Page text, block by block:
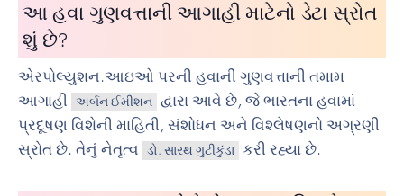
આ હવા ગુણવત્તાની આગાહી માટેનો ડેટા સ્રોત
શું છે?
એરપોલ્યુશન.આઇઓ પરની હવાની ગુણવત્તાની તમામ
આગાહી
અર્બન ઈમીશન
દ્વારા આવે છે, જે ભારતના હવામાં
પ્રદૂષણ વિશેની માહિતી, સંશોધન અને વિશ્લેષણનો અગ્રણી
સ્રોત છે. તેનું નેતૃત્વ
ડો. સારથ ગુટીકુંડા કરી રહ્યા છે.